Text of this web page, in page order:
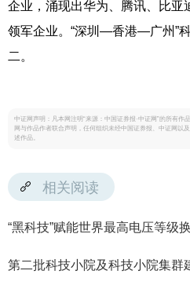
企业，涌现出华为、腾讯、比亚
领军企业。“深圳—香港—广州”
二。
中证网声明：凡本网注明“来源：中国证券报·中证网”的所有作
网与作品作者联合声明，任何组织未经中国证券报、中证网以
述作品。
相关阅读
“黑科技”赋能世界最高电压等级
第二批科技小院及科技小院集群